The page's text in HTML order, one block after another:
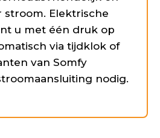
Elektrische
u met één druk op
via tijdklok of
van Somfy
nodig.